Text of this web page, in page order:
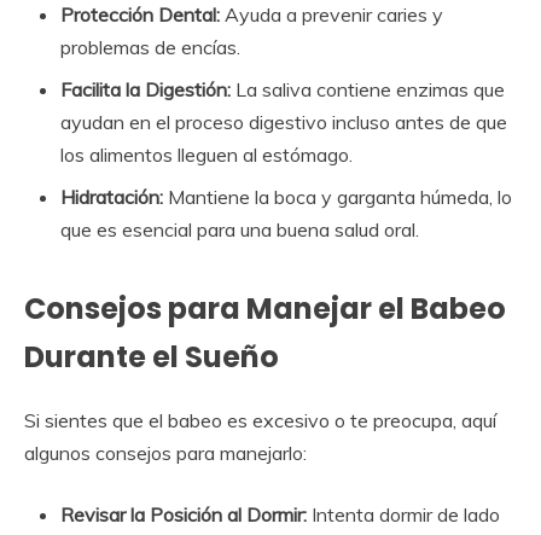
Protección Dental: Ayuda a prevenir caries y
problemas de encías.
Facilita la Digestión: La saliva contiene enzimas que
ayudan en el proceso digestivo incluso antes de que
los alimentos lleguen al estómago.
Hidratación: Mantiene la boca y garganta húmeda, lo
que es esencial para una buena salud oral.
Consejos para Manejar el Babeo
Durante el Sueño
Si sientes que el babeo es excesivo o te preocupa, aquí
algunos consejos para manejarlo:
Revisar la Posición al Dormir: Intenta dormir de lado